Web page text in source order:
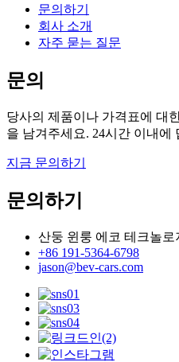
문의하기
회사 소개
자주 묻는 질문
문의
당사의 제품이나 가격표에 대
을 남겨주세요. 24시간 이내에
지금 문의하기
문의하기
산둥 윈룽 에코 테크놀로
+86 191-5364-6798
jason@bev-cars.com